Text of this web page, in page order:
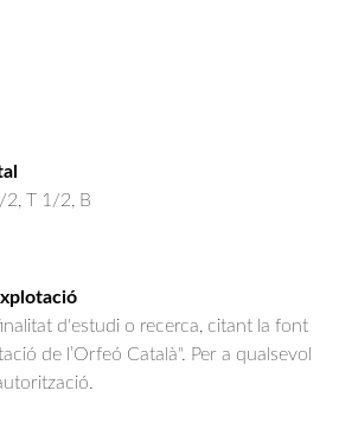
2, T 1/2, B
d'estudi o recerca, citant la font
de l’Orfeó Català". Per a qualsevol